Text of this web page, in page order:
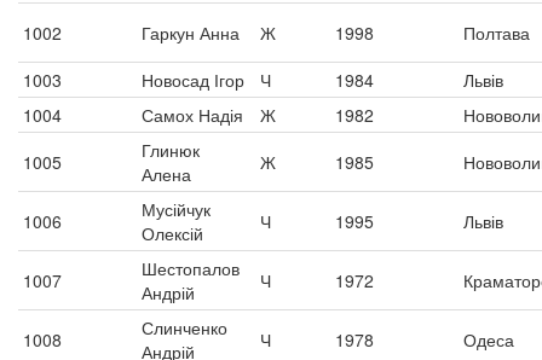
1002 Гаркун Анна Ж 1998
Полтава
1003
Новосад Ігор Ч 1984
Львів
1004
Самох Надія Ж 1982
1005
Глинюк
Алена
Ж 1985
1006
Мусійчук
Олексій
Ч 1995 Львів
1007
Шестопалов
Андрій
Ч 1972
1008
Слинченко
Андрій
Ч 1978
Одеса